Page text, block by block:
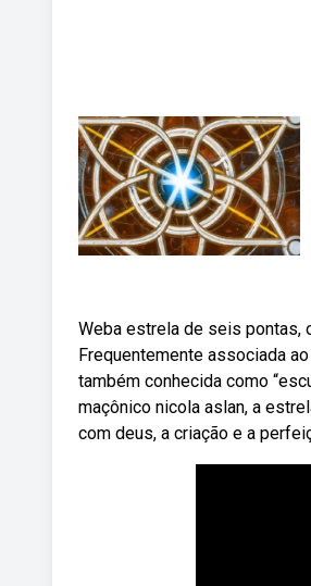
Weba estrela de seis pontas,
Frequentemente associada
também conhecida como
maçônico nicola aslan, a
com deus, a criação e a